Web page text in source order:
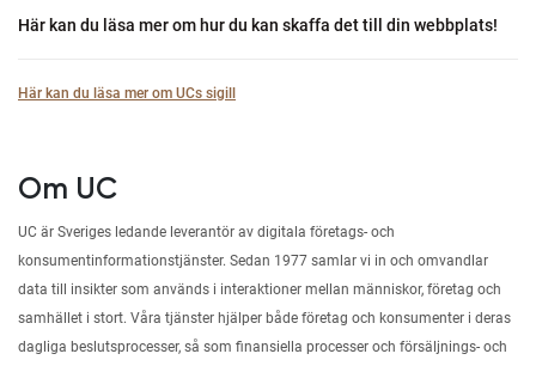
Här kan du läsa mer om hur du kan skaffa det till din webbplats!
Här kan du läsa mer om UCs sigill
Om UC
UC är Sveriges ledande leverantör av digitala företags- och
konsumentinformationstjänster. Sedan 1977 samlar vi in och omvandlar
data till insikter som används i interaktioner mellan människor, företag och
samhället i stort. Våra tjänster hjälper både företag och konsumenter i deras
dagliga beslutsprocesser, så som finansiella processer och försäljnings- och